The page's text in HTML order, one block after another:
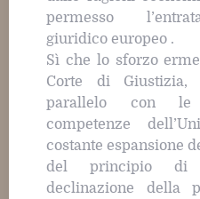
permesso
giuridico europeo .
Sì che lo sforzo
Corte di
parallelo con le
competenze
costante espansione
del principio di
declinazione della